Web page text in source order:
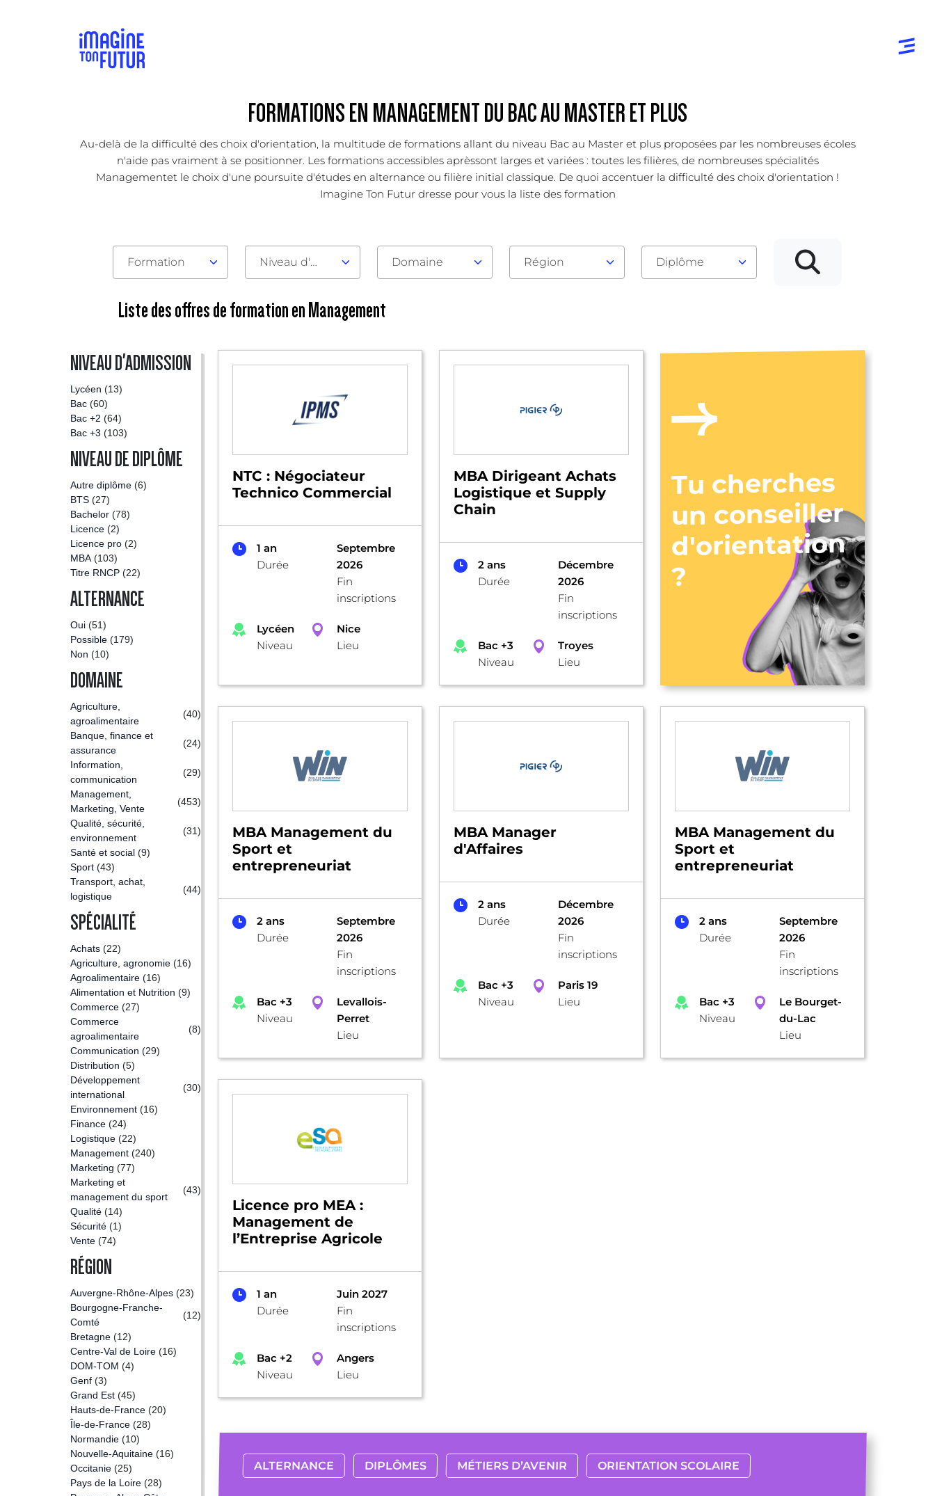
FORMATIONS EN MANAGEMENT DU BAC AU MASTER ET PLUS
Au-delà de la difficulté des choix d'orientation, la multitude de formations allant du niveau Bac au Master et plus proposées par les nombreuses écoles
n'aide pas vraiment à se positionner. Les formations accessibles aprèssont larges et variées : toutes les filières, de nombreuses spécialités
Managementet le choix d'une poursuite d'études en alternance ou filière initial classique. De quoi accentuer la difficulté des choix d'orientation !
Imagine Ton Futur dresse pour vous la liste des formation
Formation Niveau d'admission Domaine Région Diplôme
Liste des offres de formation en Management
NIVEAU D'ADMISSION
Lycéen (13)
Bac (60)
Bac +2 (64)
Bac +3 (103)
NIVEAU DE DIPLÔME
Autre diplôme (6)
BTS (27)
Bachelor (78)
Licence (2)
Licence pro (2)
MBA (103)
Titre RNCP (22)
ALTERNANCE
Oui (51)
Possible (179)
Non (10)
DOMAINE
Agriculture,
agroalimentaire
(40)
Banque, finance et
assurance
(24)
Information,
communication
(29)
Management,
Marketing, Vente
(453)
Qualité, sécurité,
environnement
(31)
Santé et social (9)
Sport (43)
Transport, achat,
logistique
(44)
SPÉCIALITÉ
Achats (22)
Agriculture, agronomie (16)
Agroalimentaire (16)
Alimentation et Nutrition (9)
Commerce (27)
Commerce
agroalimentaire
(8)
Communication (29)
Distribution (5)
Développement
international
(30)
Environnement (16)
Finance (24)
Logistique (22)
Management (240)
Marketing (77)
Marketing et
management du sport
(43)
Qualité (14)
Sécurité (1)
Vente (74)
RÉGION
Auvergne-Rhône-Alpes (23)
Bourgogne-Franche-
Comté
(12)
Bretagne (12)
Centre-Val de Loire (16)
DOM-TOM (4)
Genf (3)
Grand Est (45)
Hauts-de-France (20)
Île-de-France (28)
Normandie (10)
Nouvelle-Aquitaine (16)
Occitanie (25)
Pays de la Loire (28)
NTC : Négociateur
Technico Commercial
1 an
Durée
Septembre
2026
Fin
inscriptions
Lycéen
Niveau
Nice
Lieu
MBA Dirigeant Achats
Logistique et Supply
Chain
2 ans
Durée
Décembre
2026
Fin
inscriptions
Bac +3
Niveau
Troyes
Lieu
Tu cherches
un conseiller
d'orientation
?
MBA Management du
Sport et
entrepreneuriat
2 ans
Durée
Septembre
2026
Fin
inscriptions
Bac +3
Niveau
Levallois-
Perret
Lieu
MBA Manager
d'Affaires
2 ans
Durée
Décembre
2026
Fin
inscriptions
Bac +3
Niveau
Paris 19
Lieu
MBA Management du
Sport et
entrepreneuriat
2 ans
Durée
Septembre
2026
Fin
inscriptions
Bac +3
Niveau
Le Bourget-
du-Lac
Lieu
Licence pro MEA :
Management de
l’Entreprise Agricole
1 an
Durée
Juin 2027
Fin
inscriptions
Bac +2
Niveau
Angers
Lieu
ALTERNANCE DIPLÔMES MÉTIERS D’AVENIR ORIENTATION SCOLAIRE